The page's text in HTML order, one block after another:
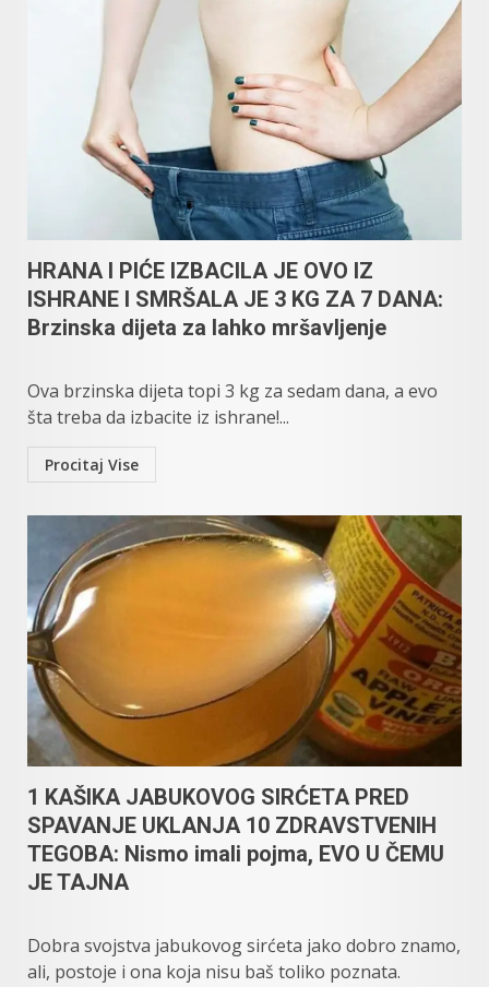
HRANA I PIĆE IZBACILA JE OVO IZ
ISHRANE I SMRŠALA JE 3 KG ZA 7 DANA:
Brzinska dijeta za lahko mršavljenje
Ova brzinska dijeta topi 3 kg za sedam dana, a evo
šta treba da izbacite iz ishrane!...
Procitaj Vise
1 KAŠIKA JABUKOVOG SIRĆETA PRED
SPAVANJE UKLANJA 10 ZDRAVSTVENIH
TEGOBA: Nismo imali pojma, EVO U ČEMU
JE TAJNA
Dobra svojstva jabukovog sirćeta jako dobro znamo,
ali, postoje i ona koja nisu baš toliko poznata.